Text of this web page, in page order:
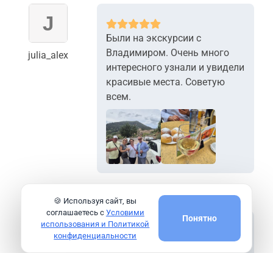
julia_alex
Были на экскурсии с
Владимиром. Очень много
интересного узнали и увидели
красивые места. Советую
всем.
У нас была экскурсия в
🍪 Используя сайт, вы
соглашаетесь с Условими
использования и Политикой
конфиденциальности
Понятно